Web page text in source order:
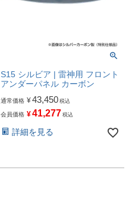
S15 シルビア | 雷神用 フロント
アンダーパネル カーボン
通常価格 ¥43,450 税込
会員価格 ¥41,277 税込
詳細を見る